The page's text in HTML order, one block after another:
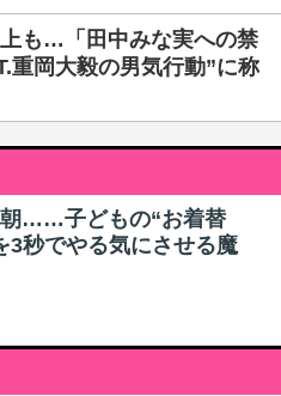
も…「田中みな実への禁
重岡大毅の男気行動”に称
……子どもの“お着替
3秒でやる気にさせる魔